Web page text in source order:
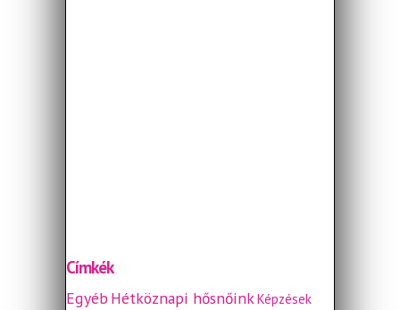
Címkék
EgyébHétköznapi hősnőinkKépzések